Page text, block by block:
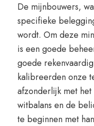
De mijnbouwers,
specifieke
wordt. Om deze
is een goede
goede
kalibreerden onze
afzonderlijk met
witbalans en de
te beginnen met